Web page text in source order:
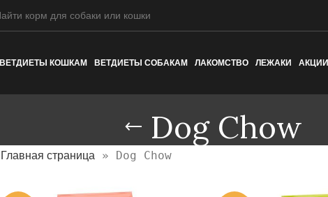
ВЕТДИЕТЫ КОШКАМ ВЕТДИЕТЫ СОБАКАМ ЛАКОМСТВО ЛЕЖАКИ АКЦИИ
Dog Chow
Главная страница» Dog Chow